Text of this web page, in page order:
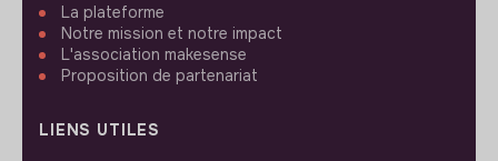
La plateforme
Notre mission et notre impact
L'association makesense
Proposition de partenariat
LIENS UTILES